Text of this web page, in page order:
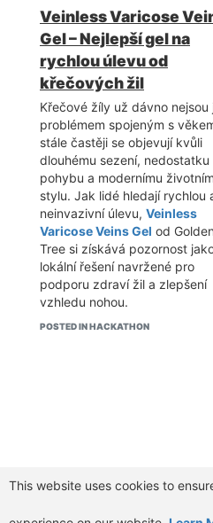
Veinless Varicose
Gel – Nejlepší gel na
rychlou úlevu od
křečových žil
Křečové žíly už dávno nejsou
problémem spojeným s
stále častěji se objevují kvůli
dlouhému sezení, nedostatku
pohybu a modernímu
stylu. Jak lidé hledají rychlou
neinvazivní úlevu, Veinless
Varicose Veins Gel od Golden
Tree si získává pozornost
lokální řešení navržené pro
podporu zdraví žil a zlepšení
vzhledu nohou.
Pokud hledáte praktické a
stravy ani kapsle. Aplikuje se
POSTED IN HACKATHON
This website uses cookies to